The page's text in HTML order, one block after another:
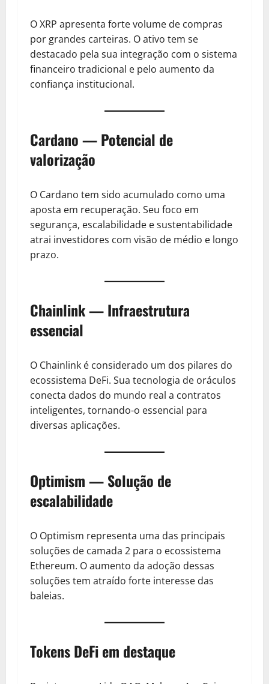
O XRP apresenta forte volume de compras
por grandes carteiras. O ativo tem se
destacado pela sua integração com o sistema
financeiro tradicional e pelo aumento da
confiança institucional.
Cardano — Potencial de
valorização
O Cardano tem sido acumulado como uma
aposta em recuperação. Seu foco em
segurança, escalabilidade e sustentabilidade
atrai investidores com visão de médio e longo
prazo.
Chainlink — Infraestrutura
essencial
O Chainlink é considerado um dos pilares do
ecossistema DeFi. Sua tecnologia de oráculos
conecta dados do mundo real a contratos
inteligentes, tornando-o essencial para
diversas aplicações.
Optimism — Solução de
escalabilidade
O Optimism representa uma das principais
soluções de camada 2 para o ecossistema
Ethereum. O aumento da adoção dessas
soluções tem atraído forte interesse das
baleias.
Tokens DeFi em destaque